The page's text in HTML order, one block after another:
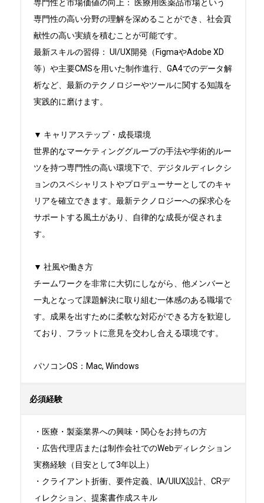
専門性と市場価値の向上： 医療用医薬品市場という
専門性の高い分野の理解を深めることができ、社会貢
献性の高い実績を積むことが可能です。
最新スキルの習得： UI/UX開発（FigmaやAdobe XD
等）や主要CMSを用いた制作進行、GA4でのデータ解
析など、最新のテクノロジーやツールに関する知識を
実践的に磨けます。
▼ キャリアステップ・成長環境
世界的なマーケティンググループの手法や学術的ルー
ツを持つ専門性の高い環境下で、デジタルディレクシ
ョンのスペシャリストやプロデューサーとしてのキャ
リアを確立できます。最新テクノロジーへの探求心を
サポートする風土があり、自律的な成長が促されま
す。
▼ 社風や働き方
チームワークを非常に大切にしながら、他メンバーと
一丸となって課題解決に取り組む一体感のある職場で
す。成果を出すために柔軟な対応ができる方を歓迎し
ており、フラットに意見を交わし合える環境です。
パソコンOS：Mac, Windows
必須経験
・医療・製薬業界への興味・関心をお持ちの方
・広告代理店または制作会社でのWebディレクション
実務経験（目安として3年以上）
・クライアント折衝、要件定義、IA/UIUX設計、CRデ
ィレクション、提案書作成スキル